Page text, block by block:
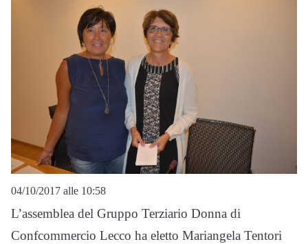
04/10/2017 alle 10:58
L’assemblea del Gruppo Terziario Donna di
Confcommercio Lecco ha eletto Mariangela Tentori